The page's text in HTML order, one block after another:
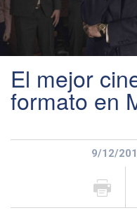
El mejor
formato en
9/12/